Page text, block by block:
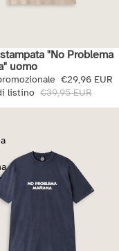
"No Problema
uomo
€29,96 EUR
listino €39,95 EUR